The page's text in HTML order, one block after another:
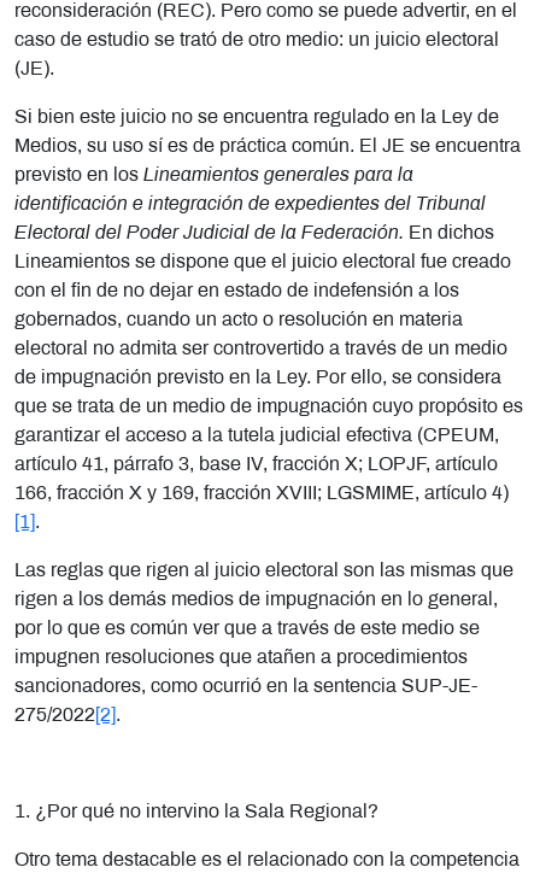
reconsideración (REC). Pero como se puede advertir, en el
caso de estudio se trató de otro medio: un juicio electoral
(JE).
Si bien este juicio no se encuentra regulado en la Ley de
Medios, su uso sí es de práctica común. El JE se encuentra
previsto en los Lineamientos generales para la
identificación e integración de expedientes del Tribunal
Electoral del Poder Judicial de la Federación. En dichos
Lineamientos se dispone que el juicio electoral fue creado
con el fin de no dejar en estado de indefensión a los
gobernados, cuando un acto o resolución en materia
electoral no admita ser controvertido a través de un medio
de impugnación previsto en la Ley. Por ello, se considera
que se trata de un medio de impugnación cuyo propósito es
garantizar el acceso a la tutela judicial efectiva (CPEUM,
artículo 41, párrafo 3, base IV, fracción X; LOPJF, artículo
166, fracción X y 169, fracción XVIII; LGSMIME, artículo 4)
[1] .
Las reglas que rigen al juicio electoral son las mismas que
rigen a los demás medios de impugnación en lo general,
por lo que es común ver que a través de este medio se
impugnen resoluciones que atañen a procedimientos
sancionadores, como ocurrió en la sentencia SUP-JE-
275/2022 [2] .
1. ¿Por qué no intervino la Sala Regional?
Otro tema destacable es el relacionado con la competencia